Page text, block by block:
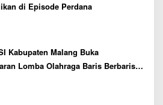
di Episode Perdana
Kabupaten Malang Buka
Lomba Olahraga Baris Berbaris